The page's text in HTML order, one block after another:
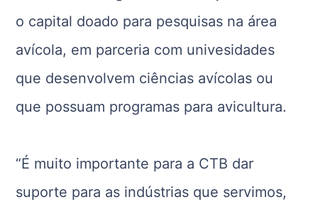
o capital doado para pesquisas na área
avícola, em parceria com univesidades
que desenvolvem ciências avícolas ou
que possuam programas para avicultura.
“É muito importante para a CTB dar
suporte para as indústrias que servimos,